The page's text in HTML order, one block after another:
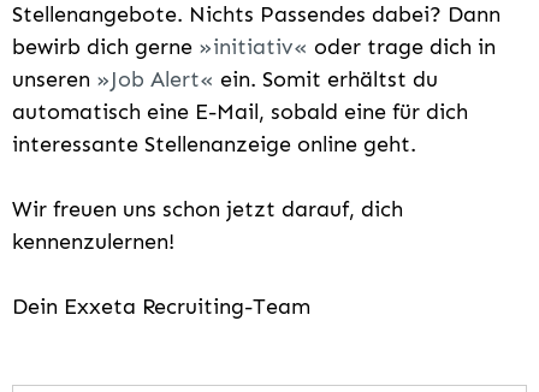
Stellenangebote. Nichts Passendes dabei? Dann
bewirb dich gerne
initiativ
oder trage dich in
unseren
Job Alert
ein. Somit erhältst du
automatisch eine E-Mail, sobald eine für dich
interessante Stellenanzeige online geht.
Wir freuen uns schon jetzt darauf, dich
kennenzulernen!
Dein Exxeta Recruiting-Team